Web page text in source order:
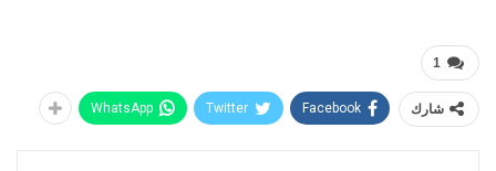
1
شارك Facebook
Twitter
WhatsApp